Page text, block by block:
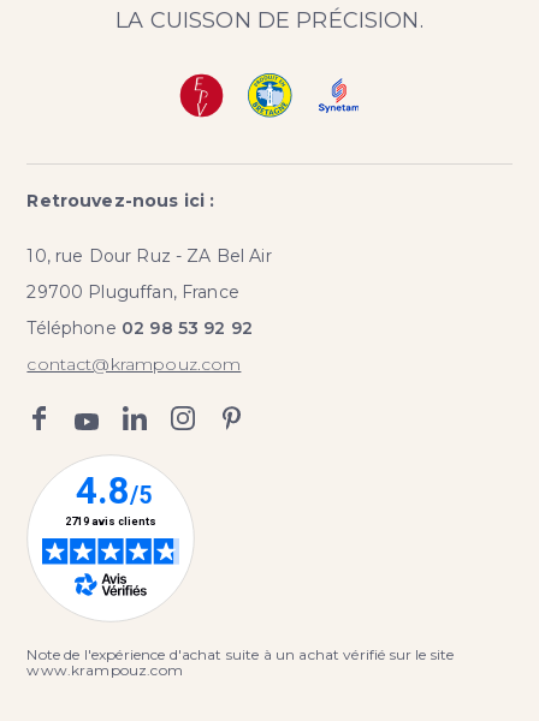
LA CUISSON DE PRÉCISION.
Retrouvez-nous ici :
10, rue Dour Ruz - ZA Bel Air
29700 Pluguffan, France
Téléphone 02 98 53 92 92
contact@krampouz.com
Note de l'expérience d'achat suite à un achat vérifié sur le site
www.krampouz.com